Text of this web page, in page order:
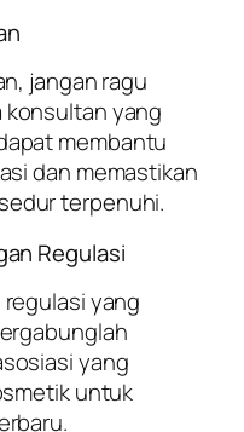
jangan ragu
yang
membantu
dan memastikan
terpenuhi.
Regulasi
yang
yang
untuk